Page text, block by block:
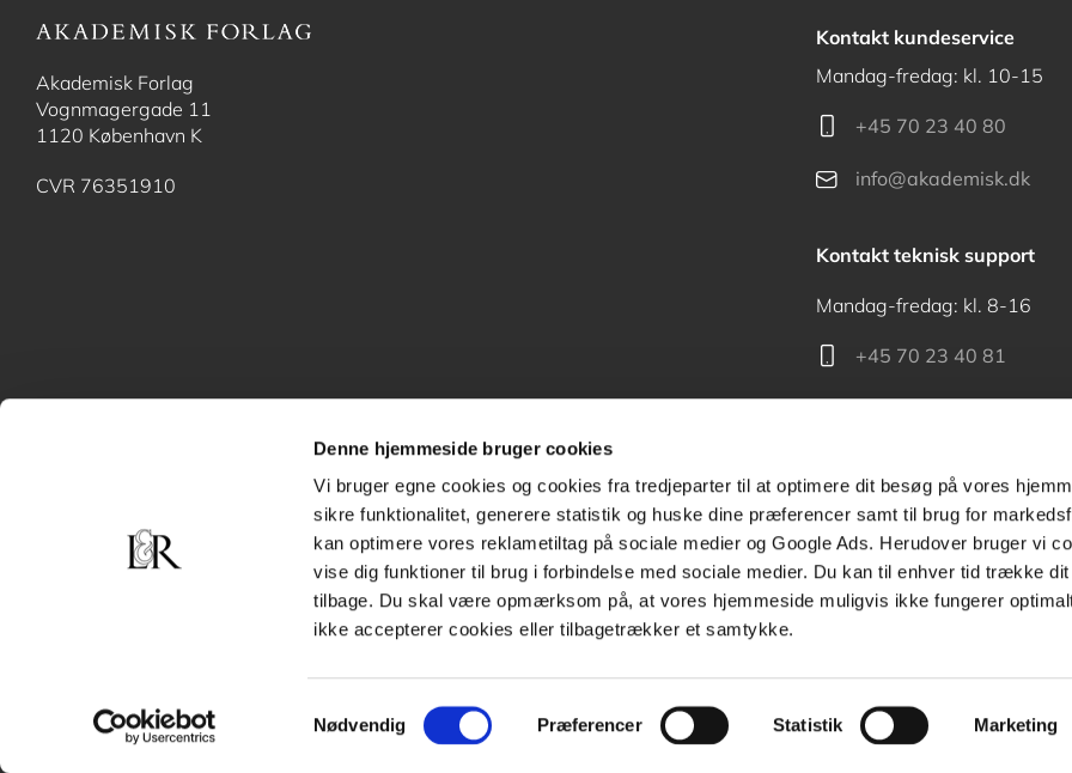
Denne hjemmeside bruger cookies
Vi bruger egne cookies og cookies fra tredjeparter til at optimere dit besøg på vores
sikre funktionalitet, generere statistik og huske dine præferencer samt til brug for
kan optimere vores reklametiltag på sociale medier og Google Ads. Herudover bruger vi
vise dig funktioner til brug i forbindelse med sociale medier. Du kan til enhver tid trække
tilbage. Du skal være opmærksom på, at vores hjemmeside muligvis ikke fungerer
ikke accepterer cookies eller tilbagetrækker et samtykke.
Samtykkevalg
Nødvendig Præferencer Statistik Marketing
Akademisk Forlag
Vognmagergade 11
1120 København K
CVR 76351910
Kontakt kundeservice
Mandag-fredag: kl. 10-15
+45 70 23 40 80
info@akademisk.dk
Kontakt teknisk support
Mandag-fredag: kl. 8-16
+45 70 23 40 81
Kontakt receptionen
+45 70 24 00 00
Subfooter
Handelsbetingelser Cookiepolitik Persondatapolitik